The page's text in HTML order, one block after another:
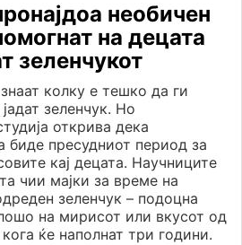
необичен
на децата
зеленчукот
колку е тешко да ги
зеленчук. Но
открива дека
пресудниот период за
кај децата. Научниците
чии мајки за време на
зеленчук – подоцна
на мирисот или вкусот од
ќе наполнат три години.